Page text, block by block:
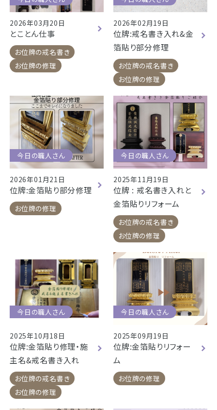
2026年03月20日
とことん仕事
お位牌の戒名書き
お位牌の修理
2026年02月19日
位牌:戒名書き入れ&金
箔貼り部分修理
お位牌の戒名書き
お位牌の修理
今日の職人さん
2026年01月21日
位牌:金箔貼り部分修理
お位牌の修理
今日の職人さん
2025年11月19日
位牌 : 戒名書き入れと
金箔貼りリフォーム
お位牌の戒名書き
お位牌の修理
今日の職人さん
2025年10月18日
位牌:金箔貼り修理・施
主名&戒名書き入れ
お位牌の戒名書き
お位牌の修理
今日の職人さん
2025年09月19日
位牌:金箔貼りリフォー
ム
お位牌の修理